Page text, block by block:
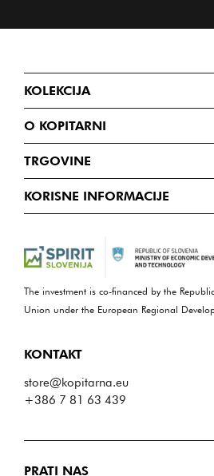
KOLEKCIJA
O KOPITARNI
TRGOVINE
KORISNE INFORMACIJE
The investment is co-financed by the
Union under the European Regional
KONTAKT
store@kopitarna.eu
+386 7 81 63 439
PRATI NAS